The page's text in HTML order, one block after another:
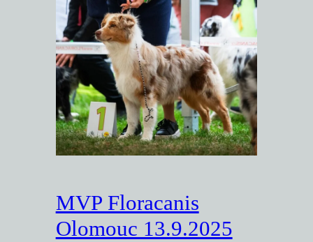
MVP Floracanis
Olomouc 13.9.2025